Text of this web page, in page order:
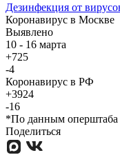
Дезинфекция от
Коронавирус в Москве
Выявлено
10 - 16 марта
+725
-4
Коронавирус в РФ
+3924
-16
*По данным оперштаба
Поделиться